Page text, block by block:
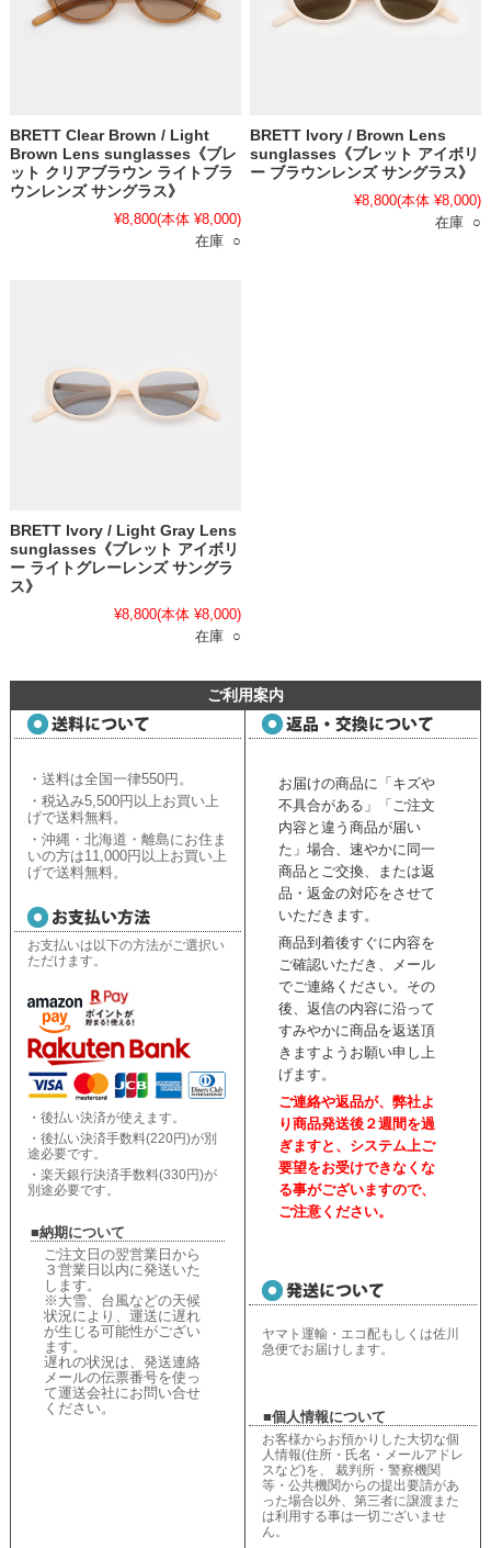
BRETT Clear Brown / Light
Brown Lens sunglasses《ブレ
ット クリアブラウン ライトブラ
ウンレンズ サングラス》
¥8,800(本体 ¥8,000)
在庫 ○
BRETT Ivory / Brown Lens
sunglasses《ブレット アイボリ
ー ブラウンレンズ サングラス》
¥8,800(本体 ¥8,000)
在庫 ○
BRETT Ivory / Light Gray Lens
sunglasses《ブレット アイボリ
ー ライトグレーレンズ サングラ
ス》
¥8,800(本体 ¥8,000)
在庫 ○
ご利用案内
・送料は全国一律550円。
・税込み5,500円以上お買い上
げで送料無料。
・沖縄・北海道・離島にお住ま
いの方は11,000円以上お買い上
げで送料無料。
お支払いは以下の方法がご選択い
ただけます。
・後払い決済が使えます。
・後払い決済手数料(220円)が別
途必要です。
・楽天銀行決済手数料(330円)が
別途必要です。
■納期について
ご注文日の翌営業日から
３営業日以内に発送いた
します。
※大雪、台風などの天候
状況により、 運送に遅れ
が生じる可能性がござい
ます。
遅れの状況は、 発送連絡
メールの伝票番号を使っ
て運送会社にお問い合せ
ください。
お届けの商品に「キズや
不具合がある」「ご注文
内容と違う商品が届い
た」場合、速やかに同一
商品とご交換、または返
品・返金の対応をさせて
いただきます。
商品到着後すぐに内容を
ご確認いただき、
メール
でご連絡ください。 その
後、返信の内容に沿って
すみやかに商品を返送頂
きますようお願い申し上
げます。
ご連絡や返品が、弊社よ
り商品発送後２週間を過
ぎますと、 システム上ご
要望をお受けできなくな
る事がございますので、
ご注意ください。
ヤマト運輸・エコ配もしくは佐川
急便でお届けします。
■個人情報について
お客様からお預かりした大切な個
人情報(住所・氏名・メールアドレ
スなど)を、 裁判所・警察機関
等・公共機関からの提出要請があ
った場合以外、第三者に譲渡また
は利用する事は一切ございませ
ん。